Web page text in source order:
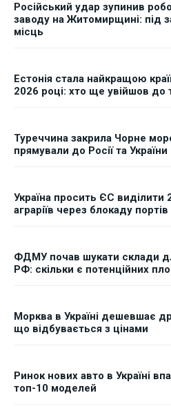
Російський удар зупинив
заводу на Житомирщині: під
місць
Естонія стала найкращою
2026 році: хто ще увійшов до
Туреччина закрила Чорне
прямували до Росії та України
Україна просить ЄС
аграріїв через блокаду портів
ФДМУ почав шукати склади
РФ: скільки є потенційних
Морква в Україні дешевшає
що відбувається з цінами
Ринок нових авто в Україні
топ-10 моделей